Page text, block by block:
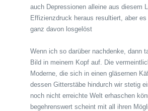
auch Depressionen alleine aus diesem
Effizienzdruck heraus resultiert, aber
ganz davon losgelöst
Wenn ich so darüber nachdenke, dann
Bild in meinem Kopf auf. Die
Moderne, die sich in einen gläsernen
dessen Gitterstäbe hindurch wir stetig
noch nicht erreichte Welt erhaschen
begehrenswert scheint mit all ihren